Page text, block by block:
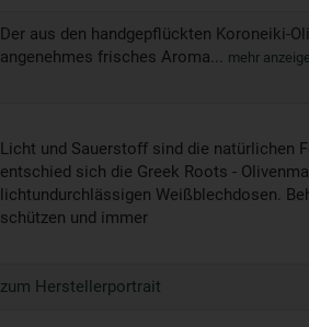
Der aus den handgepflückten Koroneiki-
angenehmes frisches Aroma... mehr
Licht und Sauerstoff sind die natürlichen
entschied sich die Greek Roots -
lichtundurchlässigen Weißblechdosen.
schützen und immer
zum Herstellerportrait